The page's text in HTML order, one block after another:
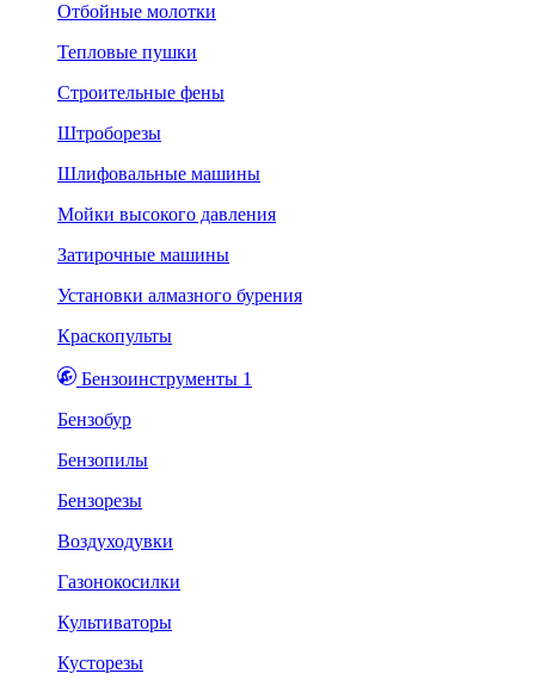
Отбойные молотки
Тепловые пушки
Строительные фены
Штроборезы
Шлифовальные машины
Мойки высокого давления
Затирочные машины
Установки алмазного бурения
Краскопульты
Бензоинструменты 1
Бензобур
Бензопилы
Бензорезы
Воздуходувки
Газонокосилки
Культиваторы
Кусторезы